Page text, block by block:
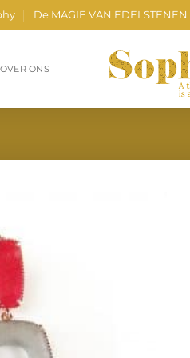
De MAGIE VAN EDELSTENEN
OVER ONS